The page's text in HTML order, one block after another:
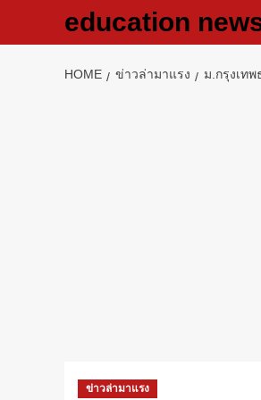
education
HOME ข่าวล่ามาแรง ม.กรุงเท
ข่าวล่ามาแรง